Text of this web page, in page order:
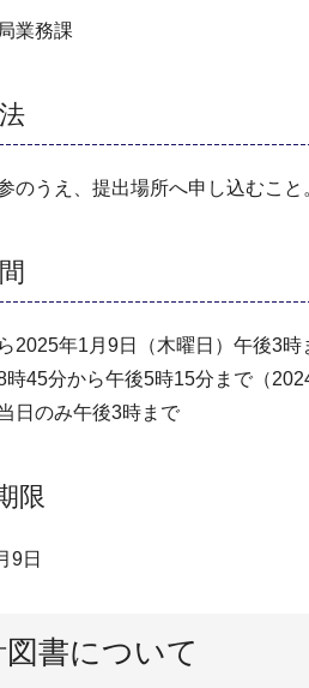
業務課
のうえ、提出場所へ申し込むこと
2025年1月9日（木曜日）午後3時
時45分から午後5時15分まで（
日のみ午後3時まで
限
9日
書について